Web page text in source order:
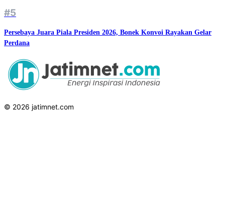
#5
Persebaya Juara Piala Presiden 2026, Bonek Konvoi Rayakan Gelar
Perdana
© 2026 jatimnet.com